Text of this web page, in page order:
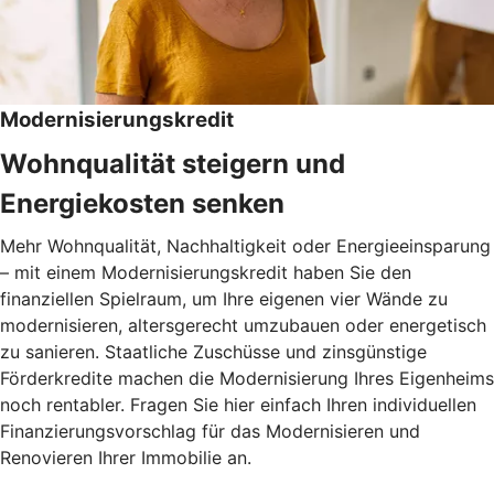
Modernisierungskredit
Wohnqualität steigern und
Energiekosten senken
Mehr Wohnqualität, Nachhaltigkeit oder Energieeinsparung
– mit einem Modernisierungskredit haben Sie den
finanziellen Spielraum, um Ihre eigenen vier Wände zu
modernisieren, altersgerecht umzubauen oder energetisch
zu sanieren. Staatliche Zuschüsse und zinsgünstige
Förderkredite machen die Modernisierung Ihres Eigenheims
noch rentabler. Fragen Sie hier einfach Ihren individuellen
Finanzierungsvorschlag für das Modernisieren und
Renovieren Ihrer Immobilie an.